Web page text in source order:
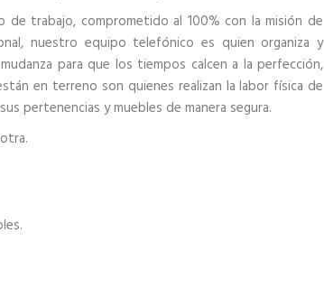
de trabajo, comprometido al 100% con la misión de
nuestro equipo telefónico es quien organiza y
para que los tiempos calcen a la perfección,
en terreno son quienes realizan la labor física de
pertenencias y muebles de manera segura.